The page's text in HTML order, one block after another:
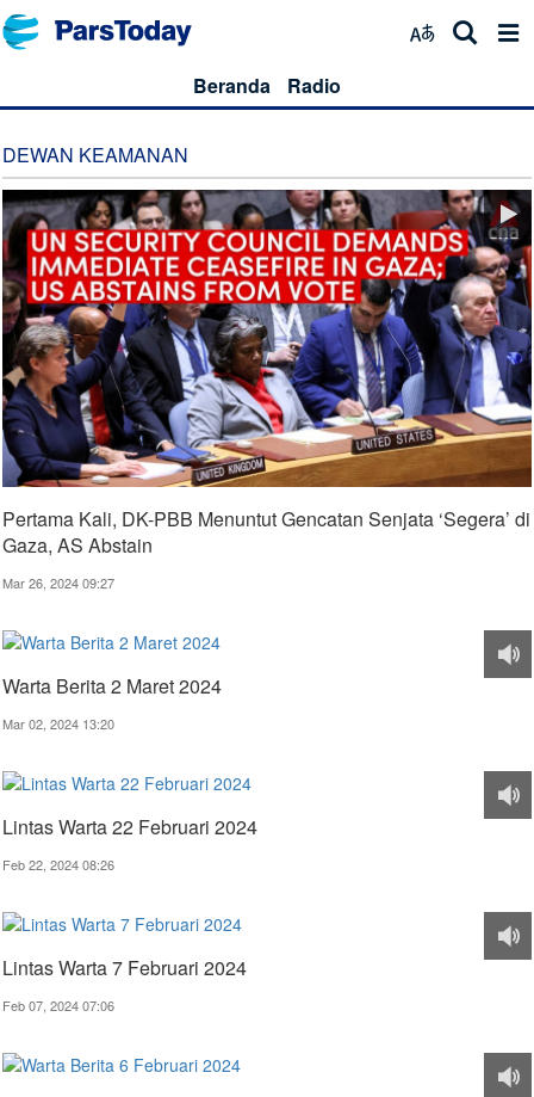
Beranda Radio
DEWAN KEAMANAN
Pertama Kali, DK-PBB Menuntut Gencatan Senjata ‘Segera’ di
Gaza, AS Abstain
Mar 26, 2024 09:27
Warta Berita 2 Maret 2024
Mar 02, 2024 13:20
Lintas Warta 22 Februari 2024
Feb 22, 2024 08:26
Lintas Warta 7 Februari 2024
Feb 07, 2024 07:06